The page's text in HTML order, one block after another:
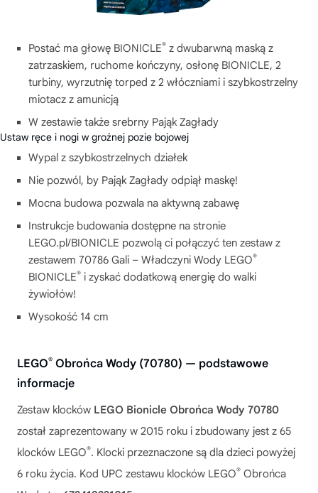
Postać ma głowę BIONICLE® z dwubarwną maską z
zatrzaskiem, ruchome kończyny, osłonę BIONICLE, 2
turbiny, wyrzutnię torped z 2 włóczniami i szybkostrzelny
miotacz z amunicją
W zestawie także srebrny Pająk Zagłady
Ustaw ręce i nogi w groźnej pozie bojowej
Wypal z szybkostrzelnych działek
Nie pozwól, by Pająk Zagłady odpiął maskę!
Mocna budowa pozwala na aktywną zabawę
Instrukcje budowania dostępne na stronie
LEGO.pl/BIONICLE pozwolą ci połączyć ten zestaw z
zestawem 70786 Gali – Władczyni Wody LEGO®
BIONICLE® i zyskać dodatkową energię do walki
żywiołów!
Wysokość 14 cm
LEGO® Obrońca Wody (70780) — podstawowe
informacje
Zestaw klocków LEGO Bionicle Obrońca Wody 70780
został zaprezentowany w 2015 roku i zbudowany jest z 65
klocków LEGO®. Klocki przeznaczone są dla dzieci powyżej
6 roku życia. Kod UPC zestawu klocków LEGO® Obrońca